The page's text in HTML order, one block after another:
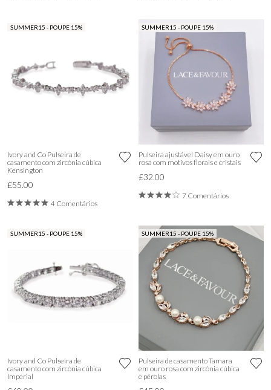
SUMMER15 - POUPE 15%
Ivory and Co Pulseira de
casamento com zircónia cúbica
Kensington
£55.00
4 Comentários
SUMMER15 - POUPE 15%
Pulseira ajustável Daisy em ouro
rosa com motivos florais e cristais
£32.00
7 Comentários
SUMMER15 - POUPE 15%
Ivory and Co Pulseira de
casamento com zircónia cúbica
Imperial
SUMMER15 - POUPE 15%
Pulseira de casamento Tamara
em ouro rosa com zircónia cúbica
e pérolas